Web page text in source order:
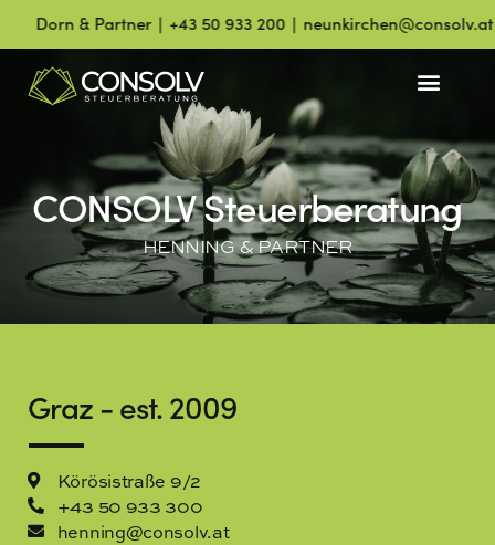
Partner ∣ +43 50 933 200 ∣ neunkirchen@consolv.at
CONSOLV Steuerberatung
HENNING & PARTNER
Graz - est. 2009
Körösistraße 9/2
+43 50 933 300
henning@consolv.at